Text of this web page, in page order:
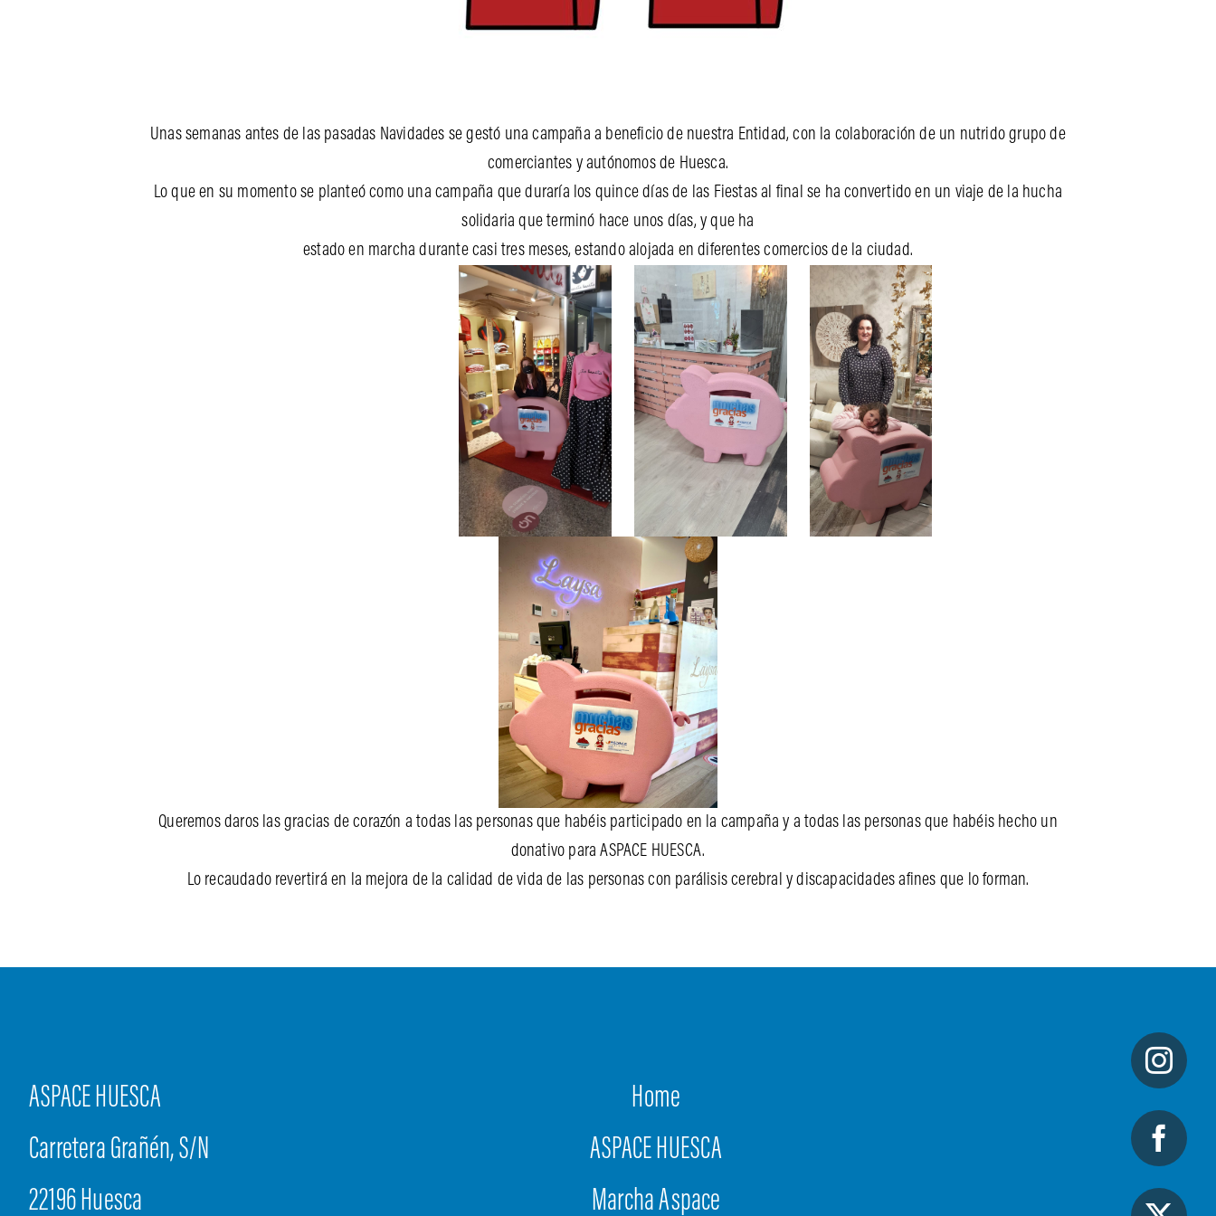
Unas semanas antes de las pasadas Navidades se gestó una campaña a beneficio de nuestra Entidad, con la colaboración de un nutrido grupo de
comerciantes y autónomos de Huesca.
Lo que en su momento se planteó como una campaña que duraría los quince días de las Fiestas al final se ha convertido en un viaje de la hucha
solidaria que terminó hace unos días, y que ha
estado en marcha durante casi tres meses, estando alojada en diferentes comercios de la ciudad.
Queremos daros las gracias de corazón a todas las personas que habéis participado en la campaña y a todas las personas que habéis hecho un
donativo para ASPACE HUESCA.
Lo recaudado revertirá en la mejora de la calidad de vida de las personas con parálisis cerebral y discapacidades afines que lo forman.
ASPACE HUESCA
Carretera Grañén, S/N
22196 Huesca
Home
ASPACE HUESCA
Marcha Aspace